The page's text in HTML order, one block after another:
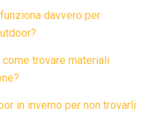
davvero per
trovare materiali
in inverno per non trovarli